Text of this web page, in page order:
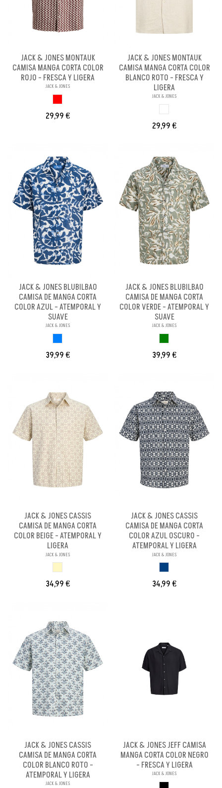
JACK & JONES MONTAUK
CAMISA MANGA CORTA COLOR
ROJO - FRESCA Y LIGERA
JACK & JONES
29,99 €
JACK & JONES MONTAUK
CAMISA MANGA CORTA COLOR
BLANCO ROTO - FRESCA Y
LIGERA
JACK & JONES
29,99 €
JACK & JONES BLUBILBAO
CAMISA DE MANGA CORTA
COLOR AZUL - ATEMPORAL Y
SUAVE
JACK & JONES
39,99 €
JACK & JONES BLUBILBAO
CAMISA DE MANGA CORTA
COLOR VERDE - ATEMPORAL Y
SUAVE
JACK & JONES
39,99 €
JACK & JONES CASSIS
CAMISA DE MANGA CORTA
COLOR BEIGE - ATEMPORAL Y
LIGERA
JACK & JONES
34,99 €
JACK & JONES CASSIS
CAMISA DE MANGA CORTA
COLOR AZUL OSCURO -
ATEMPORAL Y LIGERA
JACK & JONES
34,99 €
JACK & JONES CASSIS
CAMISA DE MANGA CORTA
COLOR BLANCO ROTO -
ATEMPORAL Y LIGERA
JACK & JONES
JACK & JONES JEFF CAMISA
MANGA CORTA COLOR NEGRO
- FRESCA Y LIGERA
JACK & JONES